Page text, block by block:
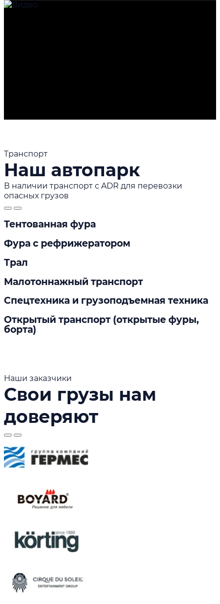
Транспорт
Наш автопарк
В наличии транспорт с ADR для перевозки
опасных грузов
Тентованная фура
Фура с рефрижератором
Трал
Малотоннажный транспорт
Спецтехника и грузоподъемная техника
Открытый транспорт (открытые фуры,
борта)
Наши заказчики
Свои грузы нам
доверяют